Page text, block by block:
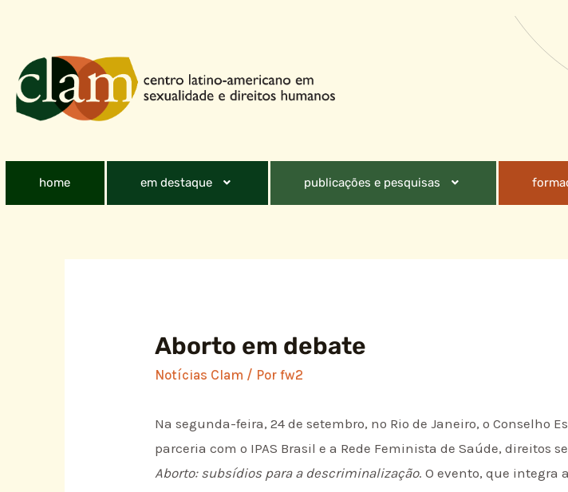
home em destaque publicações e pesquisas
Aborto em debate
Notícias Clam / Porfw2
Na segunda-feira, 24 de setembro, no Rio de Janeiro, o Conselho
parceria com o IPAS Brasil e a Rede Feminista de Saúde, direitos
Aborto: subsídios para a descriminalização. O evento, que integra